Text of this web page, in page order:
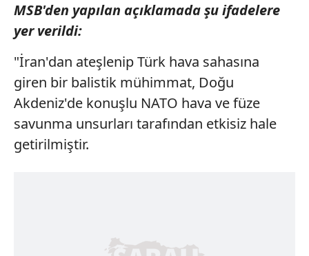
MSB'den yapılan açıklamada şu ifadelere
yer verildi:
"İran'dan ateşlenip Türk hava sahasına
giren bir balistik mühimmat, Doğu
Akdeniz'de konuşlu NATO hava ve füze
savunma unsurları tarafından etkisiz hale
getirilmiştir.